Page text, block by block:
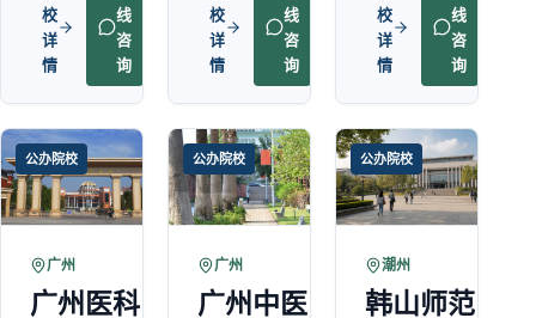
校
详
情
线
咨
询
校
详
情
线
咨
询
校
详
情
线
咨
询
公办院校
广州
广州医科
公办院校
广州
广州中医
公办院校
潮州
韩山师范